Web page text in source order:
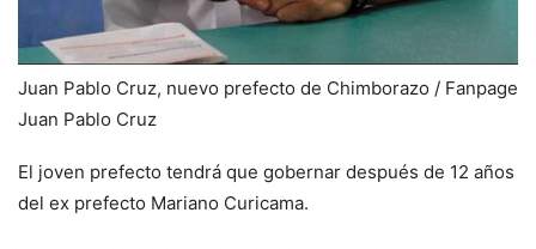
Juan Pablo Cruz, nuevo prefecto de Chimborazo / Fanpage
Juan Pablo Cruz
El joven prefecto tendrá que gobernar después de 12 años
del ex prefecto Mariano Curicama.